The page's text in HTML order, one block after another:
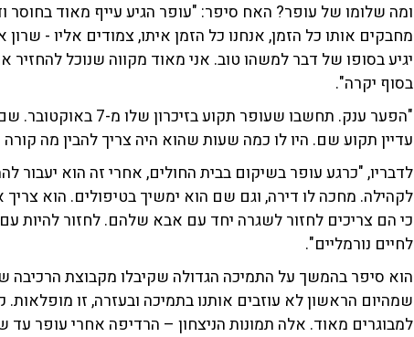
ומה שלומו של עופר? האח סיפר: "עופר הגיע עייף מאוד בחוסר
מחבקים אותו כל הזמן, אנחנו כל הזמן איתו, צמודים אליו -
יגיע בסופו של דבר למשהו טוב. אני מאוד מקווה שנוכל
בסוף יקרה".
"הפער ענק. תחשבו שעופר
עדיין תקוע שם. היו לו כמה שעות שהוא היה צריך להבין מה
לדבריו, "כרגע עופר בשיקום בבית החולים, אחרי זה הוא יעבור
לקהילה. מחכה לו דירה, וגם שם הוא ימשיך בטיפולים. הוא צריך
כי הם צריכים לחזור לשגרה יחד עם אבא שלהם. לחזור
לחיים נורמליים".
הוא סיפר בהמשך על התמיכה הגדולה שקיבלו מקבוצת
שמהיום הראשון לא עוזבים אותנו בתמיכה ובעזרה, זו
למבוגרים מאוד. אלה תמונות הניצחון – הרדיפה אחרי עופר